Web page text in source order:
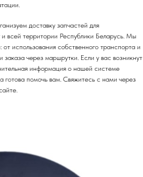
доставку запчастей для
всей территории Республики Беларусь. Мы
использования собственного транспорта и
заказа через маршрутки. Если у вас возникнут
информация о нашей системе
готова помочь вам. Свяжитесь с нами через